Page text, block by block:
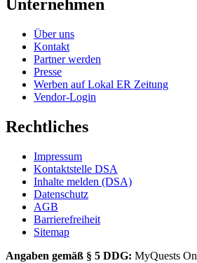
Unternehmen
Über uns
Kontakt
Partner werden
Presse
Werben auf Lokal ER Zeitung
Vendor-Login
Rechtliches
Impressum
Kontaktstelle DSA
Inhalte melden (DSA)
Datenschutz
AGB
Barrierefreiheit
Sitemap
Angaben gemäß § 5 DDG: MyQuests